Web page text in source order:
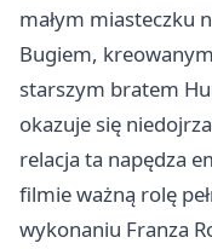
małym miasteczku
Bugiem,
starszym bratem
okazuje się
relacja ta napędza
filmie ważną rolę
wykonaniu Franza